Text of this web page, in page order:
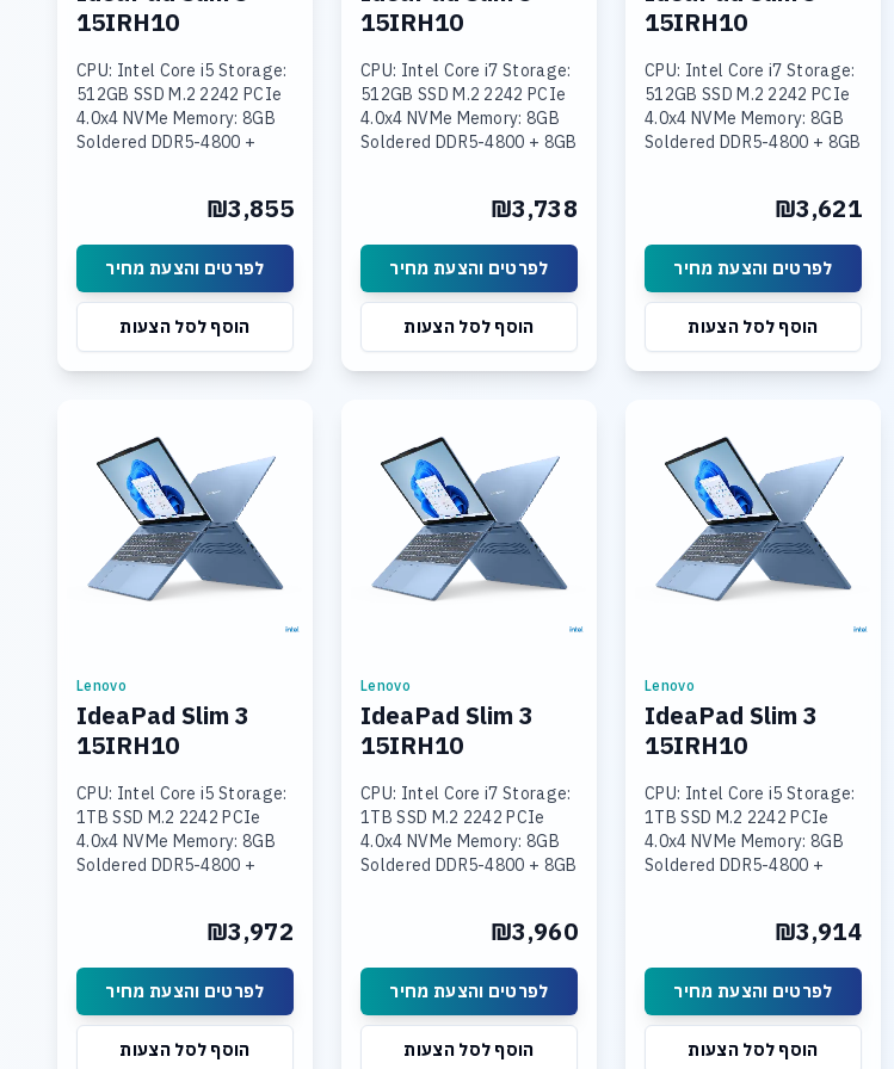
15IRH10
CPU: Intel Core i7 Storage:
512GB SSD M.2 2242 PCIe
4.0x4 NVMe Memory: 8GB
Soldered DDR5-4800 + 8GB
UHD Graphics Display: 15.3
₪3,621
לפרטים והצעת מחיר
הוסף לסל הצעות
15IRH10
CPU: Intel Core i7 Storage:
512GB SSD M.2 2242 PCIe
4.0x4 NVMe Memory: 8GB
Soldered DDR5-4800 + 8GB
UHD Graphics Display: 15.3
₪3,738
לפרטים והצעת מחיר
הוסף לסל הצעות
15IRH10
CPU: Intel Core i5 Storage:
512GB SSD M.2 2242 PCIe
4.0x4 NVMe Memory: 8GB
Soldered DDR5-4800 +
UHD Graphics Display: 15.3
₪3,855
לפרטים והצעת מחיר
הוסף לסל הצעות
Lenovo
IdeaPad Slim 3
15IRH10
CPU: Intel Core i5 Storage:
1TB SSD M.2 2242 PCIe
4.0x4 NVMe Memory: 8GB
Soldered DDR5-4800 +
UHD Graphics Display: 15.3
₪3,914
לפרטים והצעת מחיר
הוסף לסל הצעות
Lenovo
IdeaPad Slim 3
15IRH10
CPU: Intel Core i7 Storage:
1TB SSD M.2 2242 PCIe
4.0x4 NVMe Memory: 8GB
Soldered DDR5-4800 + 8GB
UHD Graphics Display: 15.3
₪3,960
לפרטים והצעת מחיר
הוסף לסל הצעות
Lenovo
IdeaPad Slim 3
15IRH10
CPU: Intel Core i5 Storage:
1TB SSD M.2 2242 PCIe
4.0x4 NVMe Memory: 8GB
Soldered DDR5-4800 +
UHD Graphics Display: 15.3
₪3,972
לפרטים והצעת מחיר
הוסף לסל הצעות